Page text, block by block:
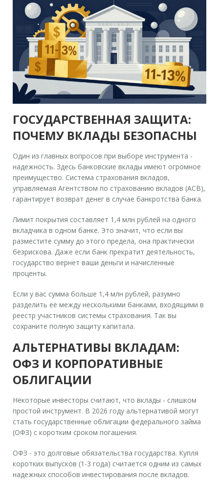
ГОСУДАРСТВЕННАЯ ЗАЩИТА:
ПОЧЕМУ ВКЛАДЫ БЕЗОПАСНЫ
Один из главных вопросов при выборе инструмента -
надежность. Здесь банковские вклады имеют огромное
преимущество. Система страхования вкладов,
управляемая Агентством по страхованию вкладов (АСВ),
гарантирует возврат денег в случае банкротства банка.
Лимит покрытия составляет 1,4 млн рублей на одного
вкладчика в одном банке. Это значит, что если вы
разместите сумму до этого предела, она практически
безрискова. Даже если банк прекратит деятельность,
государство вернет ваши деньги и начисленные
проценты.
Если у вас сумма больше 1,4 млн рублей, разумно
разделить её между несколькими банками, входящими в
реестр участников системы страхования. Так вы
сохраните полную защиту капитала.
АЛЬТЕРНАТИВЫ ВКЛАДАМ:
ОФЗ И КОРПОРАТИВНЫЕ
ОБЛИГАЦИИ
Некоторые инвесторы считают, что вклады - слишком
простой инструмент. В 2026 году альтернативой могут
стать государственные облигации федерального займа
(ОФЗ) с коротким сроком погашения.
ОФЗ - это долговые обязательства государства. Купля
коротких выпусков (1-3 года) считается одним из самых
надежных способов инвестирования после вкладов.